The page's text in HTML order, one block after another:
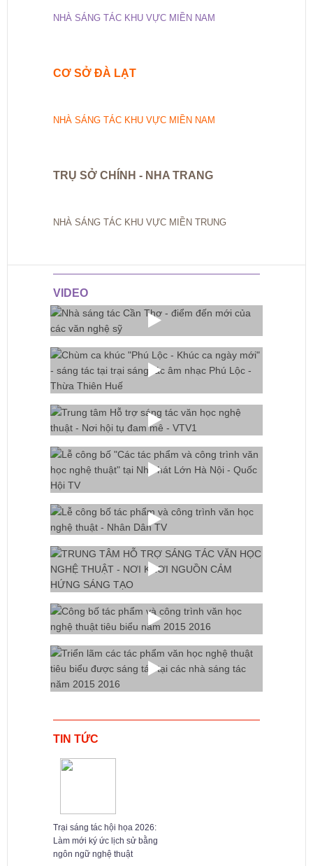
NHÀ SÁNG TÁC KHU VỰC MIỀN NAM
CƠ SỞ ĐÀ LẠT
NHÀ SÁNG TÁC KHU VỰC MIỀN NAM
TRỤ SỞ CHÍNH - NHA TRANG
NHÀ SÁNG TÁC KHU VỰC MIỀN TRUNG
VIDEO
TIN TỨC
Trại sáng tác hội họa 2026:
Làm mới ký ức lịch sử bằng
ngôn ngữ nghệ thuật